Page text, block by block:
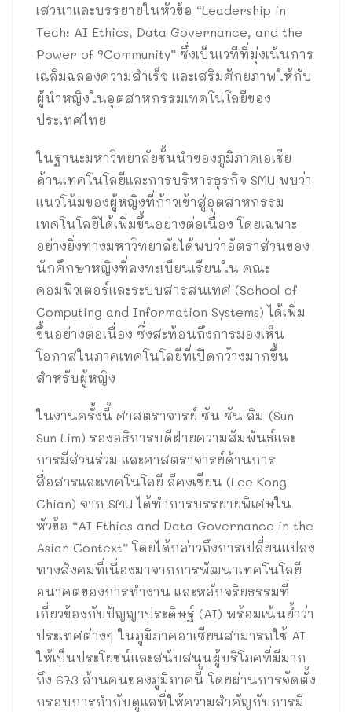
เสวนาและบรรยายในหัวข้อ “Leadership in
Tech: AI Ethics, Data Governance, and the
Power of ?Community” ซึ่งเป็นเวทีที่มุ่งเน้นการ
เฉลิมฉลองความสำเร็จ และเสริมศักยภาพให้กับ
ผู้นำหญิงในอุตสาหกรรมเทคโนโลยีของ
ประเทศไทย
ในฐานะมหาวิทยาลัยชั้นนำของภูมิภาคเอเชีย
ด้านเทคโนโลยีและการบริหารธุรกิจ SMU พบว่า
แนวโน้มของผู้หญิงที่ก้าวเข้าสู่อุตสาหกรรม
เทคโนโลยีได้เพิ่มขึ้นอย่างต่อเนื่อง โดยเฉพาะ
อย่างยิ่งทางมหาวิทยาลัยได้พบว่าอัตราส่วนของ
นักศึกษาหญิงที่ลงทะเบียนเรียนใน คณะ
คอมพิวเตอร์และระบบสารสนเทศ (School of
Computing and Information Systems) ได้เพิ่ม
ขึ้นอย่างต่อเนื่อง ซึ่งสะท้อนถึงการมองเห็น
โอกาสในภาคเทคโนโลยีที่เปิดกว้างมากขึ้น
สำหรับผู้หญิง
ในงานครั้งนี้ ศาสตราจารย์ ซัน ซัน ลิม (Sun
Sun Lim) รองอธิการบดีฝ่ายความสัมพันธ์และ
การมีส่วนร่วม และศาสตราจารย์ด้านการ
สื่อสารและเทคโนโลยี ลีคงเชียน (Lee Kong
Chian) จาก SMU ได้ทำการบรรยายพิเศษใน
หัวข้อ “AI Ethics and Data Governance in the
Asian Context” โดยได้กล่าวถึงการเปลี่ยนแปลง
ทางสังคมที่เนื่องมาจากการพัฒนาเทคโนโลยี
อนาคตของการทำงาน และหลักจริยธรรมที่
เกี่ยวข้องกับปัญญาประดิษฐ์ (AI) พร้อมเน้นย้ำว่า
ประเทศต่างๆ ในภูมิภาคอาเซียนสามารถใช้ AI
ให้เป็นประโยชน์และสนับสนุนผู้บริโภคที่มีมาก
ถึง 673 ล้านคนของภูมิภาคนี้ โดยผ่านการจัดตั้ง
กรอบการกำกับดูแลที่ให้ความสำคัญกับการมี